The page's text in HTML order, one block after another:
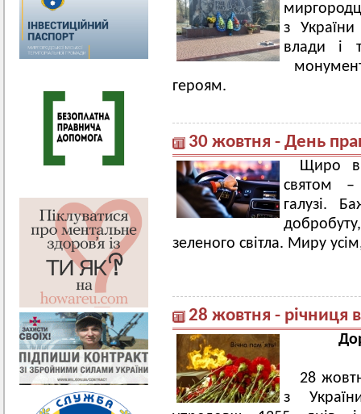
з України
влади і
героям.
30 жовтня - День
Щиро
святом –
галузі.
зеленого світла. Миру
28 жовтня - річниця
28
з